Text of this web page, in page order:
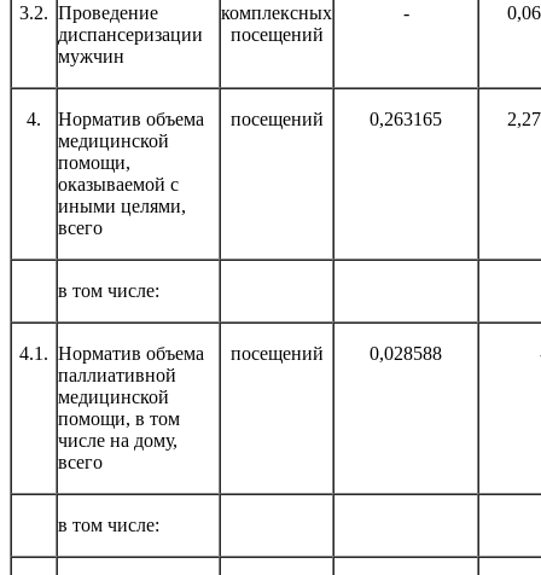
3.2. Проведение
диспансеризации
мужчин
комплексных
посещений
-
4.
Норматив объема
медицинской
помощи,
оказываемой с
иными целями,
всего
посещений 0,263165
в том числе:
4.1. Норматив объема
паллиативной
медицинской
помощи, в том
числе на дому,
всего
посещений 0,028588
в том числе: